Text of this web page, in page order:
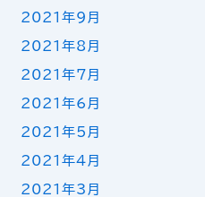
2021年9月
2021年8月
2021年7月
2021年6月
2021年5月
2021年4月
2021年3月